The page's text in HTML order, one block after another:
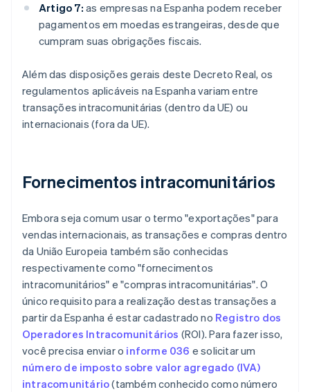
Artigo 7: as empresas na Espanha podem receber
pagamentos em moedas estrangeiras, desde que
cumpram suas obrigações fiscais.
Além das disposições gerais deste Decreto Real, os
regulamentos aplicáveis na Espanha variam entre
transações intracomunitárias (dentro da UE) ou
internacionais (fora da UE).
Fornecimentos intracomunitários
Embora seja comum usar o termo "exportações" para
vendas internacionais, as transações e compras dentro
da União Europeia também são conhecidas
respectivamente como "fornecimentos
intracomunitários" e "compras intracomunitárias". O
único requisito para a realização destas transações a
partir da Espanha é estar cadastrado no Registro dos
Operadores Intracomunitários (ROI). Para fazer isso,
você precisa enviar o informe 036 e solicitar um
número de imposto sobre valor agregado (IVA)
intracomunitário(também conhecido como número